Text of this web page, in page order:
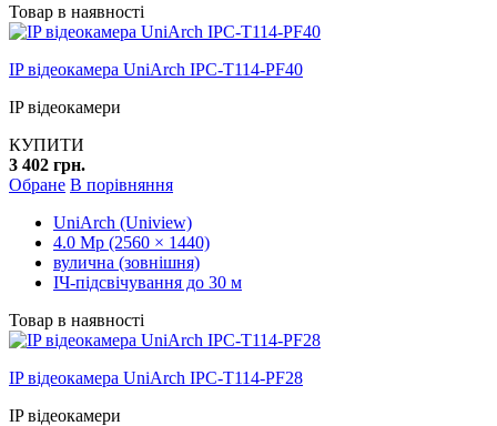
Товар в наявності
IP відеокамера UniArch IPC-T114-PF40
IP відеокамери
КУПИТИ
3 402 грн.
Обране В порівняння
UniArch (Uniview)
4.0 Mp (2560 × 1440)
вулична (зовнішня)
ІЧ-підсвічування до 30 м
Товар в наявності
IP відеокамера UniArch IPC-T114-PF28
IP відеокамери